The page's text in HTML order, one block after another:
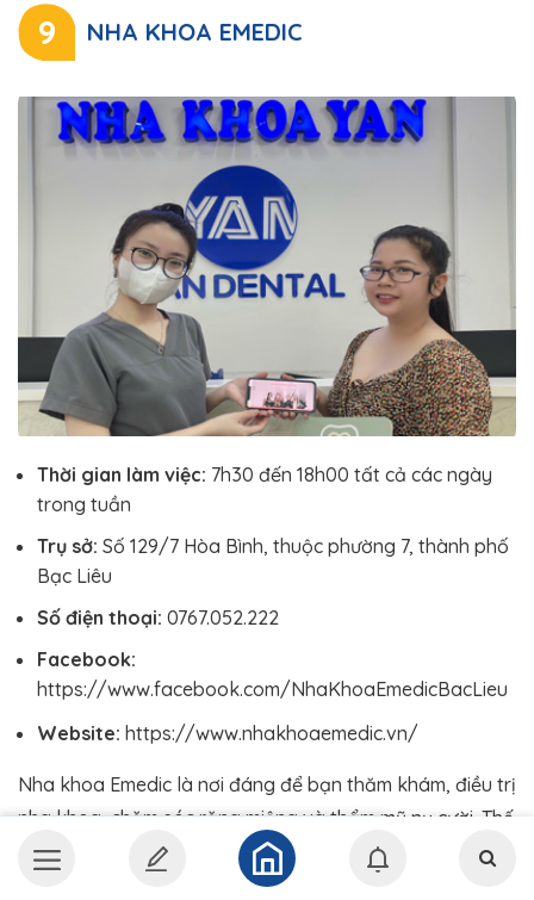
9 NHA KHOA EMEDIC
Thời gian làm việc: 7h30 đến 18h00 tất cả các ngày
trong tuần
Trụ sở: Số 129/7 Hòa Bình, thuộc phường 7, thành phố
Bạc Liêu
Số điện thoại: 0767.052.222
Facebook:
https://www.facebook.com/NhaKhoaEmedicBacLieu
Website: https://www.nhakhoaemedic.vn/
Nha khoa Emedic là nơi đáng để bạn thăm khám, điều trị
nha khoa, chăm sóc răng miệng và thẩm mỹ nụ cười. Thế
mạnh của phòng khám là dán sứ Veneer, bọc răng sứ
thẩm mỹ, trồng răng Implant, đính đá răng, phục hình